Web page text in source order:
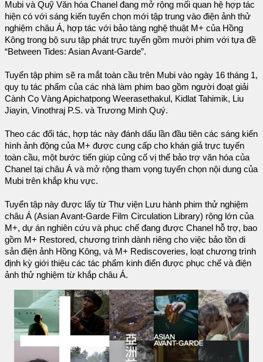
Mubi và Quỹ Văn hóa Chanel đang mở rộng mối quan hệ hợp tác
hiện có với sáng kiến tuyển chọn mới tập trung vào điện ảnh thử
nghiệm châu Á, hợp tác với bảo tàng nghệ thuật M+ của Hồng
Kông trong bộ sưu tập phát trực tuyến gồm mười phim với tựa đề
“Between Tides: Asian Avant-Garde”.
Tuyển tập phim sẽ ra mắt toàn cầu trên Mubi vào ngày 16 tháng 1,
quy tụ tác phẩm của các nhà làm phim bao gồm người đoạt giải
Cành Cọ Vàng Apichatpong Weerasethakul, Kidlat Tahimik, Liu
Jiayin, Vinothraj P.S. và Trương Minh Quý.
Theo các đối tác, hợp tác này đánh dấu lần đầu tiên các sáng kiến
hình ảnh động của M+ được cung cấp cho khán giả trực tuyến
toàn cầu, một bước tiến giúp củng cố vị thế bảo trợ văn hóa của
Chanel tại châu Á và mở rộng tham vọng tuyển chọn nội dung của
Mubi trên khắp khu vực.
Tuyển tập này được lấy từ Thư viện Lưu hành phim thử nghiệm
châu Á (Asian Avant-Garde Film Circulation Library) rộng lớn của
M+, dự án nghiên cứu và phục chế đang được Chanel hỗ trợ, bao
gồm M+ Restored, chương trình dành riêng cho việc bảo tồn di
sản điện ảnh Hồng Kông, và M+ Rediscoveries, loạt chương trình
định kỳ giới thiệu các tác phẩm kinh điển được phục chế và điện
ảnh thử nghiệm từ khắp châu Á.